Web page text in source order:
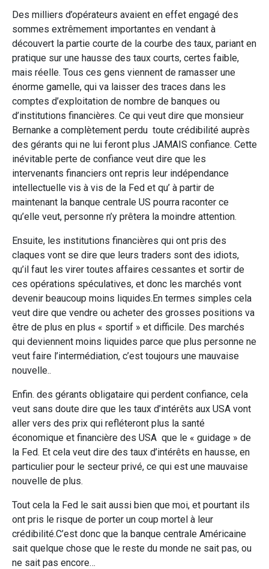
Des milliers d’opérateurs avaient en effet engagé des
sommes extrêmement importantes en vendant à
découvert la partie courte de la courbe des taux, pariant en
pratique sur une hausse des taux courts, certes faible,
mais réelle. Tous ces gens viennent de ramasser une
énorme gamelle, qui va laisser des traces dans les
comptes d’exploitation de nombre de banques ou
d’institutions financières. Ce qui veut dire que monsieur
Bernanke a complètement perdu toute crédibilité auprès
des gérants qui ne lui feront plus JAMAIS confiance. Cette
inévitable perte de confiance veut dire que les
intervenants financiers ont repris leur indépendance
intellectuelle vis à vis de la Fed et qu’ à partir de
maintenant la banque centrale US pourra raconter ce
qu’elle veut, personne n’y prêtera la moindre attention.
Ensuite, les institutions financières qui ont pris des
claques vont se dire que leurs traders sont des idiots,
qu’il faut les virer toutes affaires cessantes et sortir de
ces opérations spéculatives, et donc les marchés vont
devenir beaucoup moins liquides.En termes simples cela
veut dire que vendre ou acheter des grosses positions va
être de plus en plus « sportif » et difficile. Des marchés
qui deviennent moins liquides parce que plus personne ne
veut faire l’intermédiation, c’est toujours une mauvaise
nouvelle..
Enfin. des gérants obligataire qui perdent confiance, cela
veut sans doute dire que les taux d’intérêts aux USA vont
aller vers des prix qui refléteront plus la santé
économique et financière des USA que le « guidage » de
la Fed. Et cela veut dire des taux d’intérêts en hausse, en
particulier pour le secteur privé, ce qui est une mauvaise
nouvelle de plus.
Tout cela la Fed le sait aussi bien que moi, et pourtant ils
ont pris le risque de porter un coup mortel à leur
crédibilité.C’est donc que la banque centrale Américaine
sait quelque chose que le reste du monde ne sait pas, ou
ne sait pas encore…